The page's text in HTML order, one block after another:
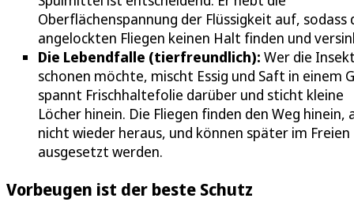
Oberflächenspannung der Flüssigkeit auf, sodass
angelockten Fliegen keinen Halt finden und
Die Lebendfalle (tierfreundlich): Wer die
schonen möchte, mischt Essig und Saft in einem
spannt Frischhaltefolie darüber und sticht kleine
Löcher hinein. Die Fliegen finden den Weg hinein,
nicht wieder heraus, und können später im Freien
ausgesetzt werden.
Vorbeugen ist der beste Schutz